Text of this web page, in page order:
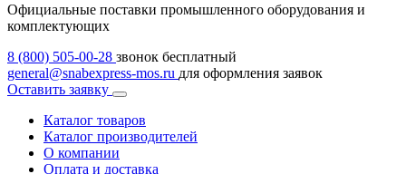
Официальные поставки промышленного оборудования и
комплектующих
8 (800) 505-00-28 звонок бесплатный
general@snabexpress-mos.ru для оформления заявок
Оставить заявку
Каталог товаров
Каталог производителей
О компании
Оплата и доставка